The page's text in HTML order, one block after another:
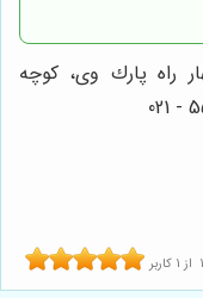
راه پارك وى، كوچه
از 1 کاربر